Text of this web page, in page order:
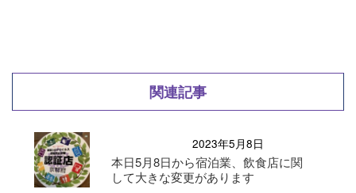
関連記事
2023年5月8日
本日5月8日から宿泊業、飲食店に関
して大きな変更があります